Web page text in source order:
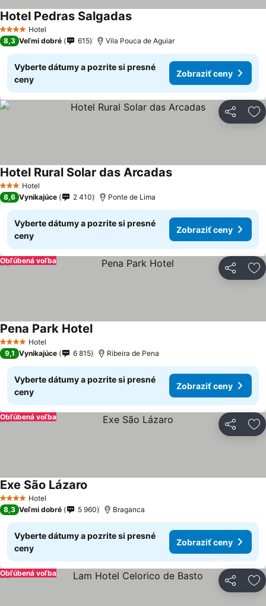
4 Počet hviezdičiek
Hotel
Hotel Pedras Salgadas
8,3 Veľmi dobré 615 Vila Pouca de Aguiar
Vyberte dátumy a pozrite si presné
ceny
Zobraziť ceny
Zdieľať
3 Počet hviezdičiek
Hotel
Hotel Rural Solar das Arcadas
8,6 Vynikajúce 2 410 Ponte de Lima
Vyberte dátumy a pozrite si presné
ceny
Zobraziť ceny
Zdieľať
Obľúbená voľba
4 Počet hviezdičiek
Hotel
Pena Park Hotel
9,1 Vynikajúce 6 815 Ribeira de Pena
Vyberte dátumy a pozrite si presné
ceny
Zobraziť ceny
Zdieľať
Obľúbená voľba
4 Počet hviezdičiek
Hotel
Exe São Lázaro
8,3 Veľmi dobré 5 960 Braganca
Vyberte dátumy a pozrite si presné
ceny
Zobraziť ceny
Zdieľať
Obľúbená voľba